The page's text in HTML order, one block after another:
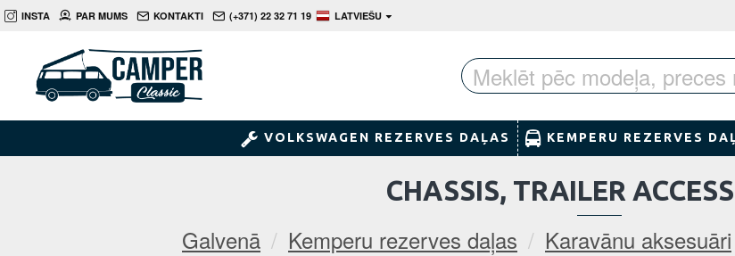
INSTA PAR MUMS KONTAKTI (+371) 22 32 71 19 LATVIEŠU
VOLKSWAGEN REZERVES DAĻAS KEMPERU REZERVES
Galvenā Kemperu rezerves daļas Karavānu aksesuāri
CHASSIS, TRAILER